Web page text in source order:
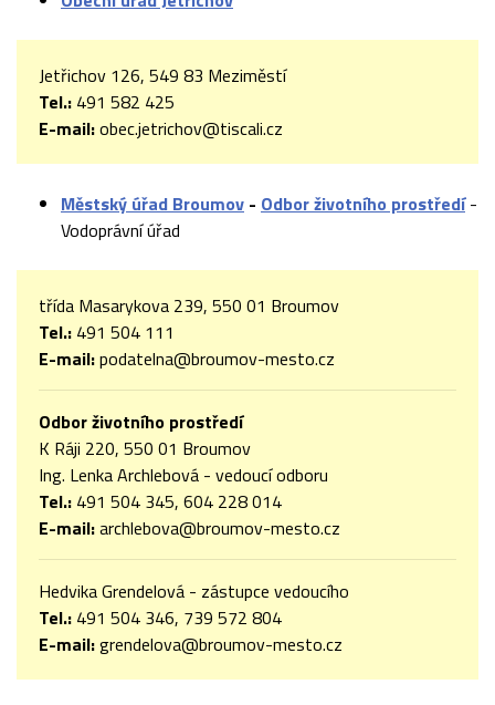
Jetřichov 126, 549 83 Meziměstí
Tel.: 491 582 425
E-mail:obec.jetrichov@tiscali.cz
Městský úřad Broumov - Odbor životního prostředí -
Vodoprávní úřad
třída Masarykova 239, 550 01 Broumov
Tel.: 491 504 111
E-mail:podatelna@broumov-mesto.cz
Odbor životního prostředí
K Ráji 220, 550 01 Broumov
Ing. Lenka Archlebová - vedoucí odboru
Tel.: 491 504 345, 604 228 014
E-mail:archlebova@broumov-mesto.cz
Hedvika Grendelová - zástupce vedoucího
Tel.: 491 504 346, 739 572 804
E-mail:grendelova@broumov-mesto.cz